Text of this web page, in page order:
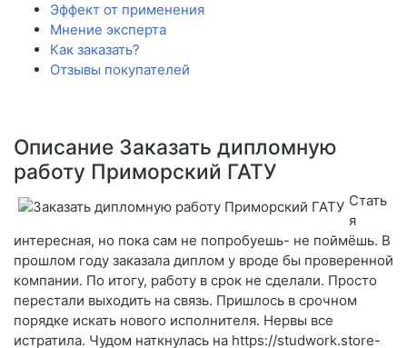
Эффект от применения
Мнение эксперта
Как заказать?
Отзывы покупателей
Описание Заказать дипломную
работу Приморский ГАТУ
Стать
я
интересная, но пока сам не попробуешь- не поймёшь. В
прошлом году заказала диплом у вроде бы проверенной
компании. По итогу, работу в срок не сделали. Просто
перестали выходить на связь. Пришлось в срочном
порядке искать нового исполнителя. Нервы все
истратила. Чудом наткнулась на https://studwork.store-